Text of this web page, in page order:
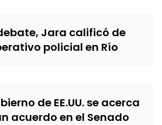
Jara calificó de
policial en Río
de EE.UU. se acerca
acuerdo en el Senado